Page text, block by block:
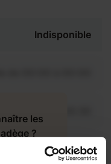
Indisponible
de 00:00 à 00:00
les
?